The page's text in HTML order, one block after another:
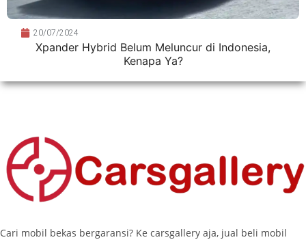
20/07/2024
Xpander Hybrid Belum Meluncur di Indonesia,
Kenapa Ya?
Cari mobil bekas bergaransi? Ke carsgallery aja, jual beli mobil